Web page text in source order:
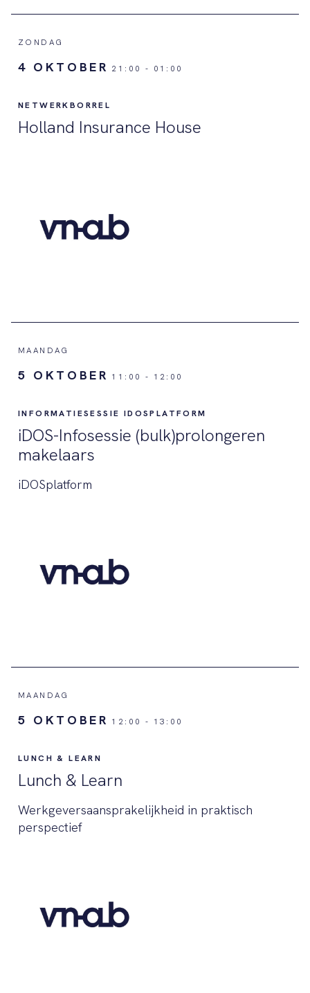
ZONDAG
4 OKTOBER 21:00 - 01:00
NETWERKBORREL
Holland Insurance House
MAANDAG
5 OKTOBER 11:00 - 12:00
INFORMATIESESSIE IDOSPLATFORM
iDOS-Infosessie (bulk)prolongeren
makelaars
iDOSplatform
MAANDAG
5 OKTOBER 12:00 - 13:00
LUNCH & LEARN
Lunch & Learn
Werkgeversaansprakelijkheid in praktisch
perspectief